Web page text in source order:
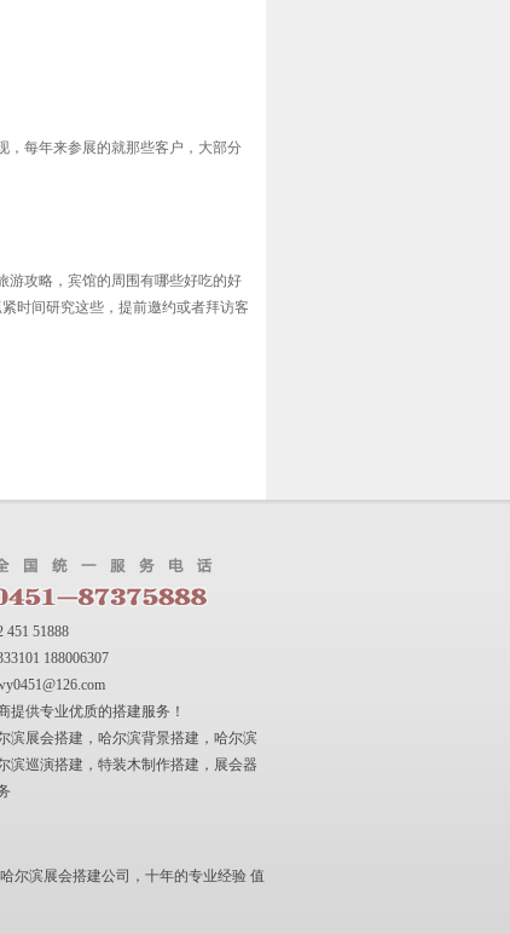
，每年来参展的就那些客户，大部分
游攻略，宾馆的周围有哪些好吃的好
时间研究这些，提前邀约或者拜访客
451 51888
188006307
提供专业优质的搭建服务！
滨展会搭建，哈尔滨背景搭建，哈尔滨
滨巡演搭建，特装木制作搭建，展会器
尔滨展会搭建公司，十年的专业经验 值